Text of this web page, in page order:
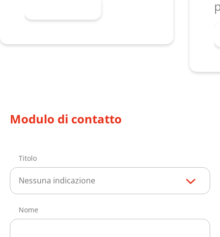
Modulo di contatto
Titolo
Nessuna indicazione
Nome